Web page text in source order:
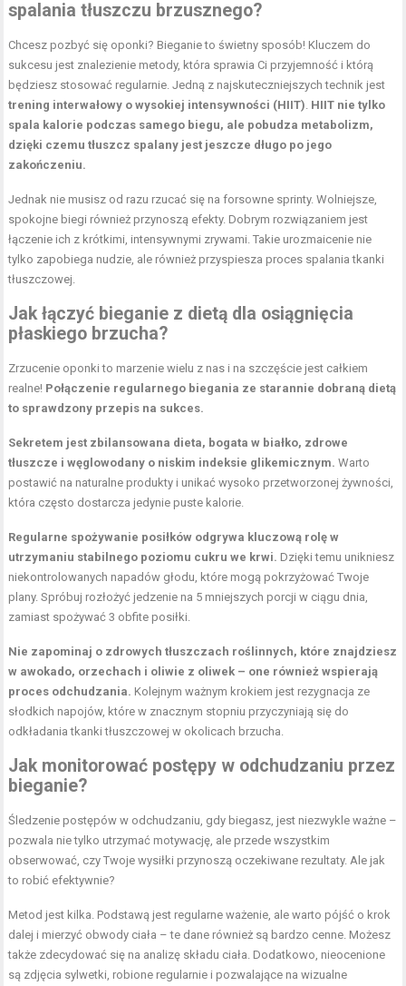
spalania tłuszczu brzusznego?
Chcesz pozbyć się oponki? Bieganie to świetny sposób! Kluczem do
sukcesu jest znalezienie metody, która sprawia Ci przyjemność i którą
będziesz stosować regularnie. Jedną z najskuteczniejszych technik jest
trening interwałowy o wysokiej intensywności (HIIT) HIIT nie tylko
spala kalorie podczas samego biegu, ale pobudza metabolizm,
dzięki czemu tłuszcz spalany jest jeszcze długo po jego
zakończeniu.
Jednak nie musisz od razu rzucać się na forsowne sprinty. Wolniejsze,
spokojne biegi również przynoszą efekty. Dobrym rozwiązaniem jest
łączenie ich z krótkimi, intensywnymi zrywami. Takie urozmaicenie nie
tylko zapobiega nudzie, ale również przyspiesza proces spalania tkanki
tłuszczowej.
Jak łączyć bieganie z dietą dla osiągnięcia
płaskiego brzucha?
Zrzucenie oponki to marzenie wielu z nas i na szczęście jest całkiem
realne! Połączenie regularnego biegania ze starannie dobraną dietą
to sprawdzony przepis na sukces.
Sekretem jest zbilansowana dieta, bogata w białko, zdrowe
tłuszcze i węglowodany o niskim indeksie glikemicznym. Warto
postawić na naturalne produkty i unikać wysoko przetworzonej żywności,
która często dostarcza jedynie puste kalorie.
Regularne spożywanie posiłków odgrywa kluczową rolę w
utrzymaniu stabilnego poziomu cukru we krwi. Dzięki temu unikniesz
niekontrolowanych napadów głodu, które mogą pokrzyżować Twoje
plany. Spróbuj rozłożyć jedzenie na 5 mniejszych porcji w ciągu dnia,
zamiast spożywać 3 obfite posiłki.
Nie zapominaj o zdrowych tłuszczach roślinnych, które znajdziesz
w awokado, orzechach i oliwie z oliwek – one również wspierają
proces odchudzania. Kolejnym ważnym krokiem jest rezygnacja ze
słodkich napojów, które w znacznym stopniu przyczyniają się do
odkładania tkanki tłuszczowej w okolicach brzucha.
Jak monitorować postępy w odchudzaniu przez
bieganie?
Śledzenie postępów w odchudzaniu, gdy biegasz, jest niezwykle ważne –
pozwala nie tylko utrzymać motywację, ale przede wszystkim
obserwować, czy Twoje wysiłki przynoszą oczekiwane rezultaty. Ale jak
to robić efektywnie?
Metod jest kilka. Podstawą jest regularne ważenie, ale warto pójść o krok
dalej i mierzyć obwody ciała – te dane również są bardzo cenne. Możesz
także zdecydować się na analizę składu ciała. Dodatkowo, nieocenione
są zdjęcia sylwetki, robione regularnie i pozwalające na wizualne